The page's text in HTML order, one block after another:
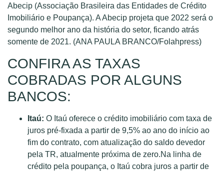
Abecip (Associação Brasileira das Entidades de Crédito
Imobiliário e Poupança). A Abecip projeta que 2022 será o
segundo melhor ano da história do setor, ficando atrás
somente de 2021. (ANA PAULA BRANCO/Folahpress)
CONFIRA AS TAXAS
COBRADAS POR ALGUNS
BANCOS:
Itaú: O Itaú oferece o crédito imobiliário com taxa de
juros pré-fixada a partir de 9,5% ao ano do início ao
fim do contrato, com atualização do saldo devedor
pela TR, atualmente próxima de zero.Na linha de
crédito pela poupança, o Itaú cobra juros a partir de